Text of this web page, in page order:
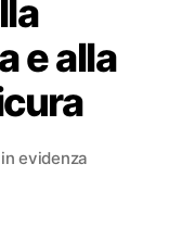
e alla
evidenza